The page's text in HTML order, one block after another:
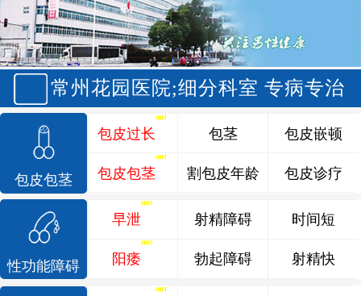
常州花园医院;细分科室 专病专治
包皮包茎
包皮过长
包皮包茎
包茎
割包皮年龄
包皮嵌顿
包皮诊疗
性功能障碍
早泄
阳痿
射精障碍
勃起障碍
时间短
射精快